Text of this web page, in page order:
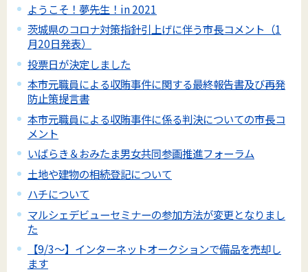
ようこそ！夢先生！in 2021
茨城県のコロナ対策指針引上げに伴う市長コメント（1
月20日発表）
投票日が決定しました
本市元職員による収賄事件に関する最終報告書及び再発
防止策提言書
本市元職員による収賄事件に係る判決についての市長コ
メント
いばらき＆おみたま男女共同参画推進フォーラム
土地や建物の相続登記について
ハチについて
マルシェデビューセミナーの参加方法が変更となりまし
た
【9/3～】インターネットオークションで備品を売却し
ます